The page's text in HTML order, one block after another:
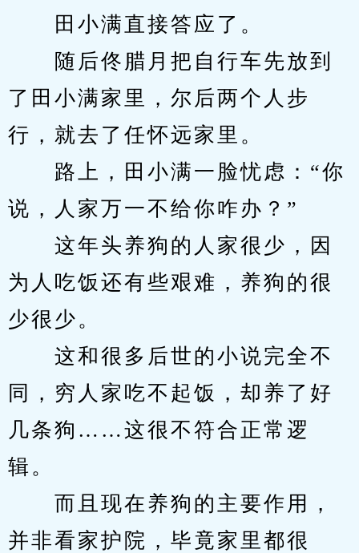
田小满直接答应了。
随后佟腊月把自行车先放到
了田小满家里，尔后两个人步
行，就去了任怀远家里。
路上，田小满一脸忧虑：“你
说，人家万一不给你咋办？”
这年头养狗的人家很少，因
为人吃饭还有些艰难，养狗的很
少很少。
这和很多后世的小说完全不
同，穷人家吃不起饭，却养了好
几条狗……这很不符合正常逻
辑。
而且现在养狗的主要作用，
并非看家护院，毕竟家里都很